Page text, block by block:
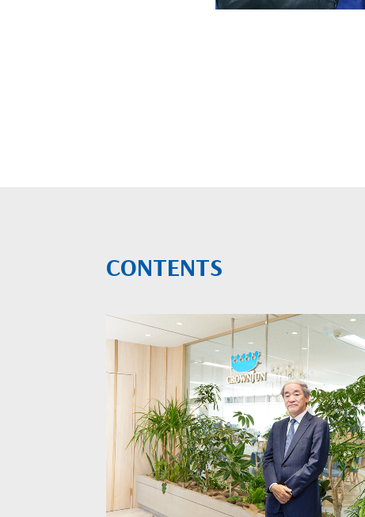
CONTENTS